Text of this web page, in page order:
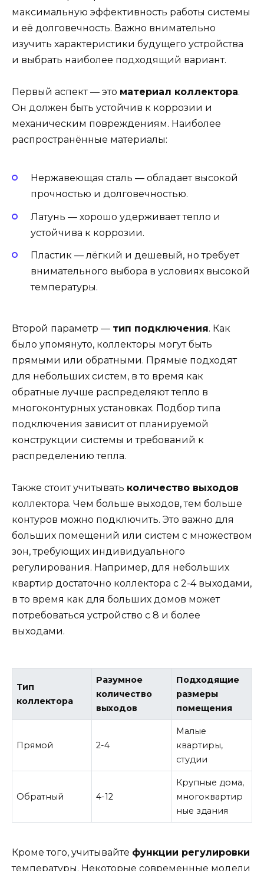
максимальную эффективность работы системы
и её долговечность. Важно внимательно
изучить характеристики будущего устройства
и выбрать наиболее подходящий вариант.
Первый аспект — это материал коллектора.
Он должен быть устойчив к коррозии и
механическим повреждениям. Наиболее
распространённые материалы:
Нержавеющая сталь — обладает высокой
прочностью и долговечностью.
Латунь — хорошо удерживает тепло и
устойчива к коррозии.
Пластик — лёгкий и дешевый, но требует
внимательного выбора в условиях высокой
температуры.
Второй параметр — тип подключения. Как
было упомянуто, коллекторы могут быть
прямыми или обратными. Прямые подходят
для небольших систем, в то время как
обратные лучше распределяют тепло в
многоконтурных установках. Подбор типа
подключения зависит от планируемой
конструкции системы и требований к
распределению тепла.
Также стоит учитывать количество выходов
коллектора. Чем больше выходов, тем больше
контуров можно подключить. Это важно для
больших помещений или систем с множеством
зон, требующих индивидуального
регулирования. Например, для небольших
квартир достаточно коллектора с 2-4 выходами,
в то время как для больших домов может
потребоваться устройство с 8 и более
выходами.
Тип
коллектора
Разумное
количество
выходов
Подходящие
размеры
помещения
Прямой 2-4
Малые
квартиры,
студии
Обратный 4-12
Крупные дома,
многоквартир
ные здания
Кроме того, учитывайте функции регулировки
температуры. Некоторые современные модели